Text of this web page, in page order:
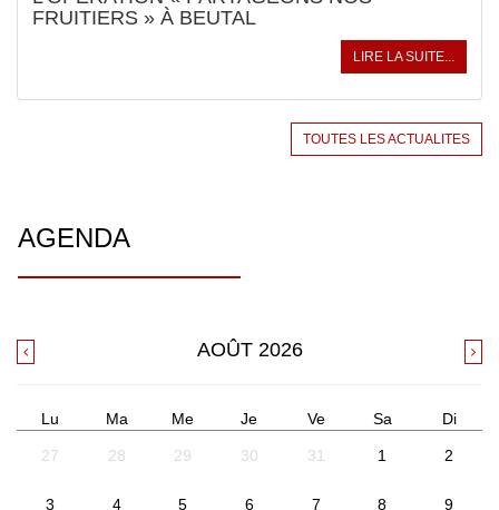
FRUITIERS » À BEUTAL
LIRE LA SUITE...
TOUTES LES ACTUALITES
AGENDA
AOÛT 2026
Lu Ma Me Je Ve Sa Di
27 28 29 30 31 1 2
3 4 5 6 7 8 9